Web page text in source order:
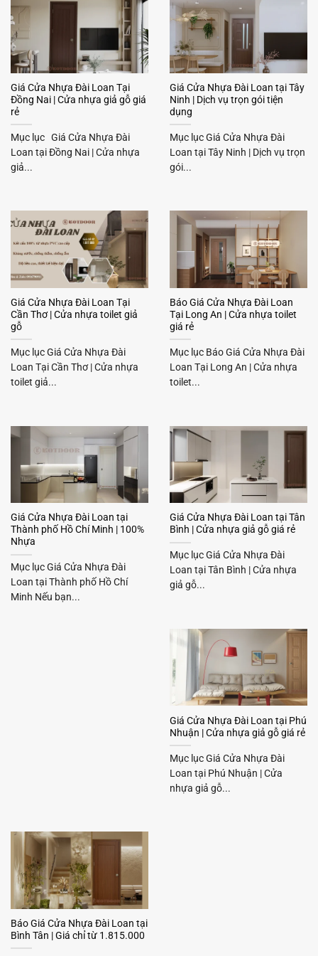
Giá Cửa Nhựa Đài Loan Tại
Đồng Nai | Cửa nhựa giả gỗ giá
rẻ
Mục lục Giá Cửa Nhựa Đài
Loan tại Đồng Nai | Cửa nhựa
giả...
Giá Cửa Nhựa Đài Loan tại Tây
Ninh | Dịch vụ trọn gói tiện
dụng
Mục lục Giá Cửa Nhựa Đài
Loan tại Tây Ninh | Dịch vụ trọn
gói...
Giá Cửa Nhựa Đài Loan Tại
Cần Thơ | Cửa nhựa toilet giả
gỗ
Mục lục Giá Cửa Nhựa Đài
Loan Tại Cần Thơ | Cửa nhựa
toilet giả...
Báo Giá Cửa Nhựa Đài Loan
Tại Long An | Cửa nhựa toilet
giá rẻ
Mục lục Báo Giá Cửa Nhựa Đài
Loan Tại Long An | Cửa nhựa
toilet...
Giá Cửa Nhựa Đài Loan tại
Thành phố Hồ Chí Minh | 100%
Nhựa
Mục lục Giá Cửa Nhựa Đài
Loan tại Thành phố Hồ Chí
Minh Nếu bạn...
Giá Cửa Nhựa Đài Loan tại Tân
Bình | Cửa nhựa giả gỗ giá rẻ
Mục lục Giá Cửa Nhựa Đài
Loan tại Tân Bình | Cửa nhựa
giả gỗ...
Giá Cửa Nhựa Đài Loan tại Phú
Nhuận | Cửa nhựa giả gỗ giá rẻ
Mục lục Giá Cửa Nhựa Đài
Loan tại Phú Nhuận | Cửa
nhựa giả gỗ...
Báo Giá Cửa Nhựa Đài Loan tại
Bình Tân | Giá chỉ từ 1.815.000